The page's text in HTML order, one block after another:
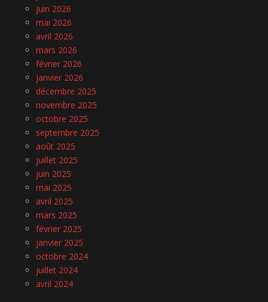
juin 2026
mai 2026
avril 2026
mars 2026
février 2026
janvier 2026
décembre 2025
novembre 2025
octobre 2025
septembre 2025
août 2025
juillet 2025
juin 2025
mai 2025
avril 2025
mars 2025
février 2025
janvier 2025
octobre 2024
juillet 2024
avril 2024